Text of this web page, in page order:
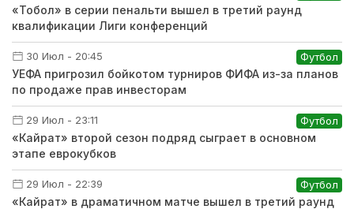
«Тобол» в серии пенальти вышел в третий раунд
квалификации Лиги конференций
30 Июл - 20:45 Футбол
УЕФА пригрозил бойкотом турниров ФИФА из-за планов
по продаже прав инвесторам
29 Июл - 23:11 Футбол
«Кайрат» второй сезон подряд сыграет в основном
этапе еврокубков
29 Июл - 22:39 Футбол
«Кайрат» в драматичном матче вышел в третий раунд